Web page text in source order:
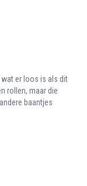
er loos is als dit
rollen, maar die
baantjes